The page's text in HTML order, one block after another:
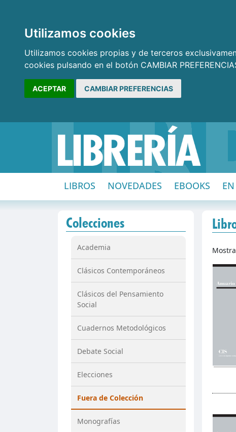
Utilizamos cookies
Utilizamos cookies propias y de terceros
cookies pulsando en el botón CAMBIAR
ACEPTAR CAMBIAR PREFERENCIAS
LIBROS NOVEDADES EBOOKS
Colecciones
Academia
Clásicos Contemporáneos
Clásicos del Pensamiento
Social
Cuadernos Metodológicos
Debate Social
Elecciones
Fuera de Colección
Monografías